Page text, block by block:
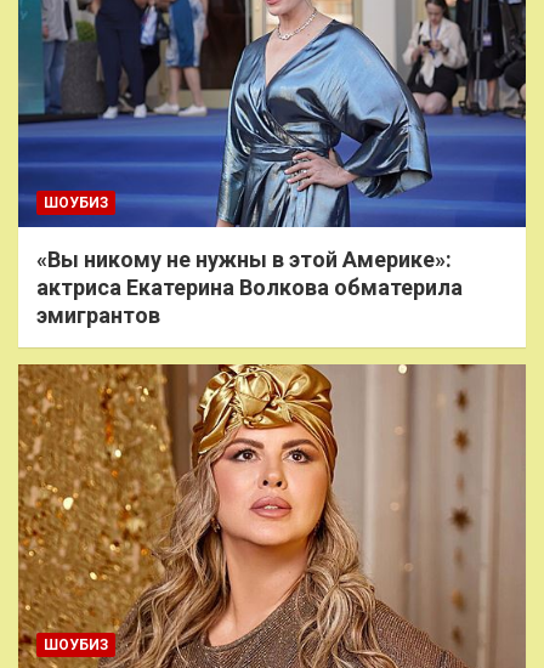
ШОУБИЗ
«Вы никому не нужны в этой Америке»:
актриса Екатерина Волкова обматерила
эмигрантов
ШОУБИЗ